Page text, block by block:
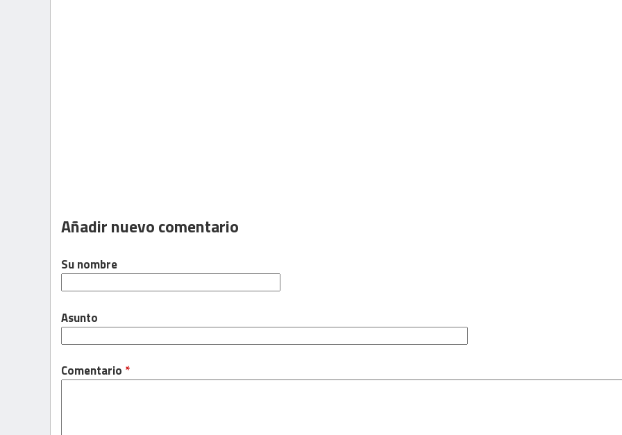
Añadir nuevo comentario
Su nombre
Asunto
Comentario *